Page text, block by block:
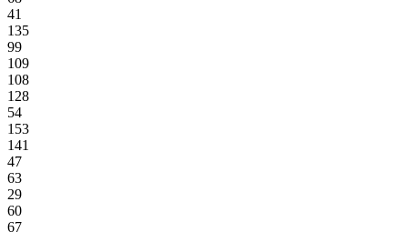
41
135
99
109
108
128
54
153
141
47
63
29
60
67